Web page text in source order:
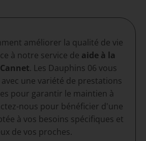
améliorer la qualité de vie
à notre service de aide à la
. Les Dauphins 06 vous
une variété de prestations
pour garantir le maintien à
nous pour bénéficier d'une
à vos besoins spécifiques et
de vos proches.